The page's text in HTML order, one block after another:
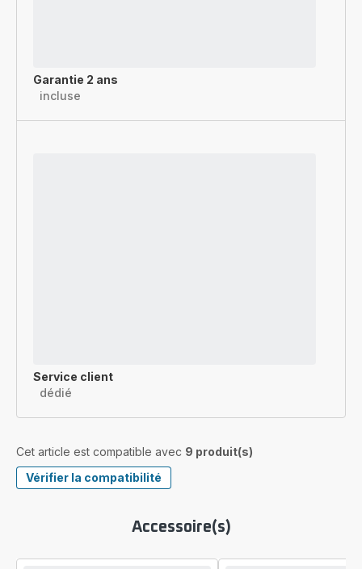
Garantie 2 ans
incluse
Service client
dédié
Cet article est compatible avec 9 produit(s)
Vérifier la compatibilité
Accessoire(s)